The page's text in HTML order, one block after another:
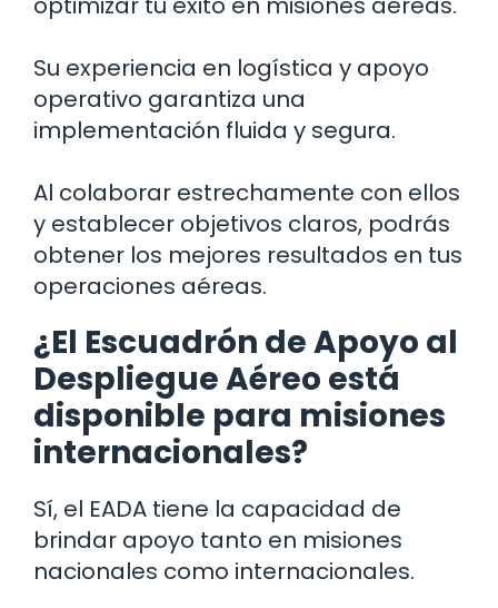
Su experiencia en logística y apoyo
operativo garantiza una
implementación fluida y segura.
Al colaborar estrechamente con ellos
y establecer objetivos claros, podrás
obtener los mejores resultados en tus
operaciones aéreas.
¿El Escuadrón de Apoyo al
Despliegue Aéreo está
disponible para misiones
internacionales?
Sí, el EADA tiene la capacidad de
brindar apoyo tanto en misiones
nacionales como internacionales.